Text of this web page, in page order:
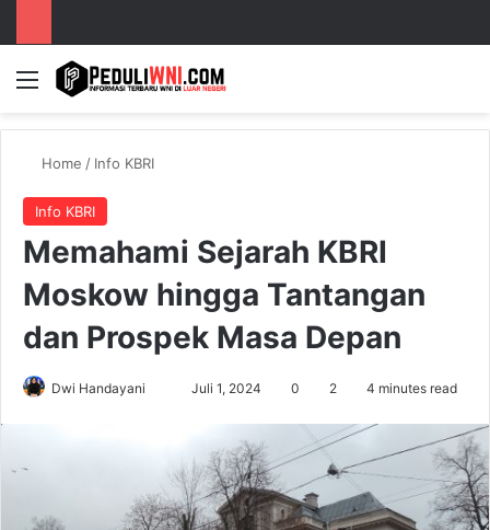
Menu
Home / Info KBRI
Info KBRI
Memahami Sejarah KBRI
Moskow hingga Tantangan
dan Prospek Masa Depan
Dwi Handayani
n
Juli 1, 2024 0 2 4 minutes read